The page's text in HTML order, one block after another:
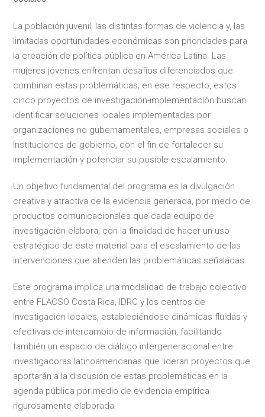
La población juvenil, las distintas formas de violencia y, las
limitadas oportunidades económicas son prioridades para
la creación de política pública en América Latina. Las
mujeres jóvenes enfrentan desafíos diferenciados que
combinan estas problemáticas; en ese respecto, estos
cinco proyectos de investigación-implementación buscan
identificar soluciones locales implementadas por
organizaciones no gubernamentales, empresas sociales o
instituciones de gobierno, con el fin de fortalecer su
implementación y potenciar su posible escalamiento.
Un objetivo fundamental del programa es la divulgación
creativa y atractiva de la evidencia generada, por medio de
productos comunicacionales que cada equipo de
investigación elabora, con la finalidad de hacer un uso
estratégico de este material para el escalamiento de las
intervenciones que atienden las problemáticas señaladas.
Este programa implica una modalidad de trabajo colectivo
entre FLACSO Costa Rica, IDRC y los centros de
investigación locales, estableciéndose dinámicas fluidas y
efectivas de intercambio de información, facilitando
también un espacio de diálogo intergeneracional entre
investigadoras latinoamericanas que lideran proyectos que
aportarán a la discusión de estas problemáticas en la
agenda pública por medio de evidencia empírica
rigurosamente elaborada.